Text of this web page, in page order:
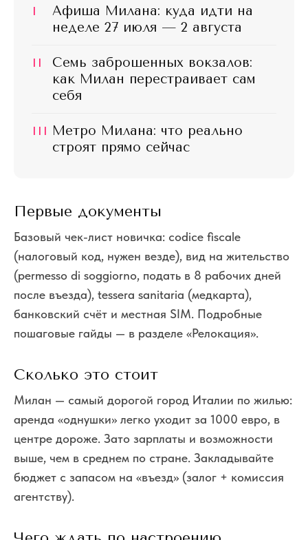
I
Афиша Милана: куда идти на
неделе 27 июля — 2 августа
II
Семь заброшенных вокзалов:
как Милан перестраивает сам
себя
III Метро Милана: что реально
строят прямо сейчас
Первые документы
Базовый чек-лист новичка: codice fiscale
(налоговый код, нужен везде), вид на жительство
(permesso di soggiorno, подать в 8 рабочих дней
после въезда), tessera sanitaria (медкарта),
банковский счёт и местная SIM. Подробные
пошаговые гайды — в разделе «Релокация».
Сколько это стоит
Милан — самый дорогой город Италии по жилью:
аренда «однушки» легко уходит за 1000 евро, в
центре дороже. Зато зарплаты и возможности
выше, чем в среднем по стране. Закладывайте
бюджет с запасом на «въезд» (залог + комиссия
агентству).